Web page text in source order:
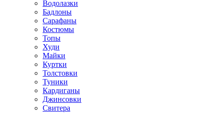
Водолазки
Бадлоны
Сарафаны
Костюмы
Топы
Худи
Майки
Куртки
Толстовки
Туники
Кардиганы
Джинсовки
Свитера